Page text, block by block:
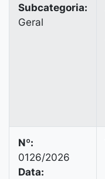
Subcategoria:
Geral
Nº:
0126/2026
Data: